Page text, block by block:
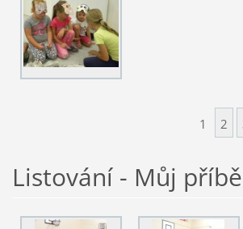
1 2
Listování - Můj